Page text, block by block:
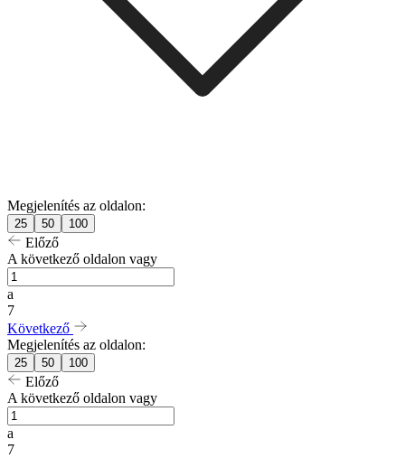
Megjelenítés az oldalon:
25 50 100
Előző
A következő oldalon vagy
a
7
Következő
Megjelenítés az oldalon:
25 50 100
Előző
A következő oldalon vagy
a
7